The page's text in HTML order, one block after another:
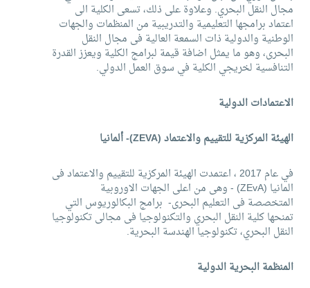
مجال النقل البحري. وعلاوة على ذلك، تسعى الكلية الى
اعتماد برامجها التعليمية والتدريبية من المنظمات والجهات
الوطنية والدولية ذات السمعة العالية فى مجال النقل
البحرى، وهو ما يمثل اضافة قيمة لبرامج الكلية ويعزز القدرة
التنافسية لخريجي الكلية في سوق العمل الدولي.
الاعتمادات الدولية
الهيئة المركزية للتقييم والاعتماد (ZEVA)- ألمانيا
في عام 2017 ، اعتمدت الهيئة المركزية للتقييم والاعتماد فى
المانيا (ZEvA) - وهى من اعلى الجهات الاوروبية
المتخصصة فى التعليم البحرى- برامج البكالوريوس التي
تمنحها كلية النقل البحري والتكنولوجيا فى مجالى تكنولوجيا
النقل البحري، تكنولوجيا الهندسة البحرية.
المنظمة البحرية الدولية